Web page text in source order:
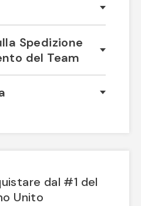
Spedizione
del Team
dal #1 del
Unito